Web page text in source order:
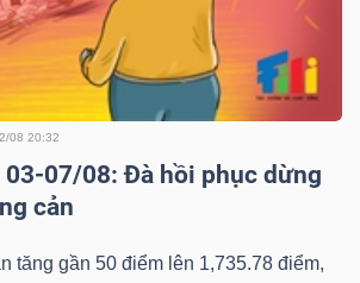
08 20:32
03-07/08: Đà hồi phục dừng
cản
tăng gần 50 điểm lên 1,735.78 điểm,